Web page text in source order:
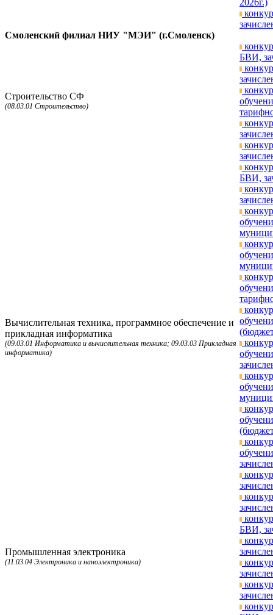
2026г.)
Смоленский филиал НИУ "МЭИ" (г.Смоленск)
Строительство СФ
(08.03.01 Строительство)
БВИ,
Вычислительная техника, программное обеспечение и
прикладная информатика
(09.03.01 Информатика и вычислительная техника; 09.03.03 Прикладная
информатика)
БВИ,
Промышленная электроника
(11.03.04 Электроника и наноэлектроника)
БВИ,